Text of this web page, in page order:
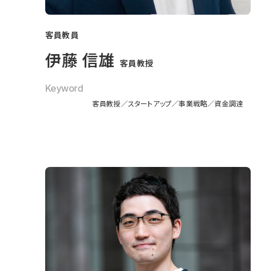
客員教員
伊藤 信雄 客員教授
Keyword
客員教授 スタートアップ 事業戦略 資金調達